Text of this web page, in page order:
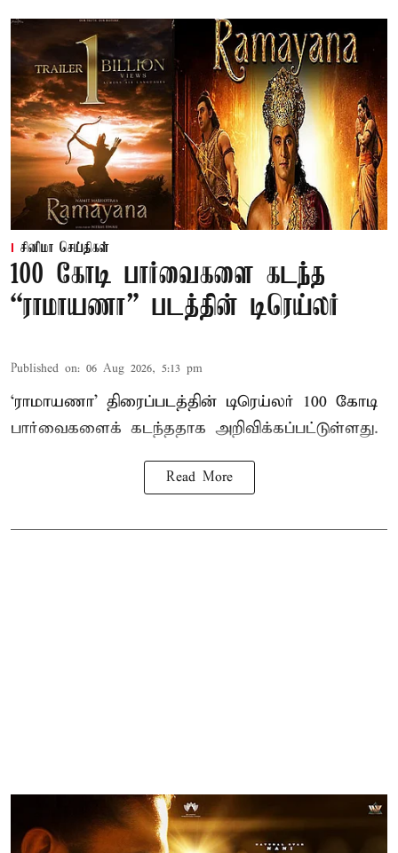
சினிமா செய்திகள்
100 கோடி பார்வைகளை கடந்த
“ராமாயணா” படத்தின் டிரெய்லர்
Published on: 06 Aug 2026, 5:13 pm
‘ராமாயணா’ திரைப்படத்தின் டிரெய்லர் 100 கோடி
பார்வைகளைக் கடந்ததாக அறிவிக்கப்பட்டுள்ளது.
Read More